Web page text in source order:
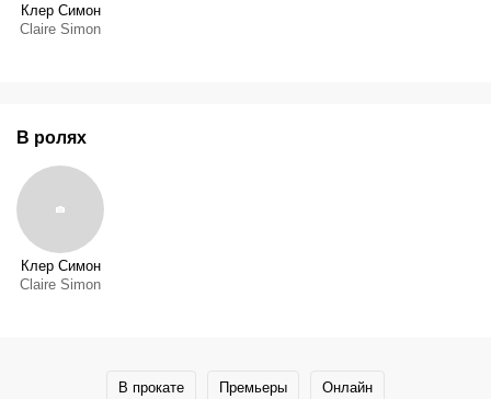
Клер Симон
Claire Simon
В ролях
Клер Симон
Claire Simon
В прокате Премьеры Онлайн